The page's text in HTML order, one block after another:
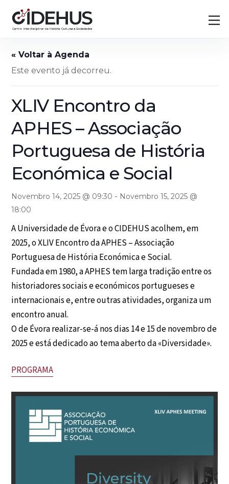
content
Este evento já decorreu.
XLIV Encontro da
APHES – Associação
Portuguesa de História
Económica e Social
Novembro 14, 2025 @ 09:30 - Novembro 15, 2025 @
18:00
A Universidade de Évora e o CIDEHUS acolhem, em
2025, o XLIV Encontro da APHES – Associação
Portuguesa de História Económica e Social.
Fundada em 1980, a APHES tem larga tradição entre os
historiadores sociais e económicos portugueses e
internacionais e, entre outras atividades, organiza um
encontro anual.
O de Évora realizar-se-á nos dias 14 e 15 de novembro de
2025 e está dedicado ao tema aberto da «Diversidade».
PROGRAMA